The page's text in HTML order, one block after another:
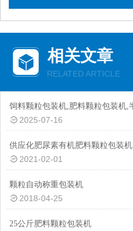
相关文章
RELATED ARTICLE
2025-07-16
供应化肥尿素有机肥料颗粒包装机
2021-02-01
颗粒自动称重包装机
2018-04-25
25公斤肥料颗粒包装机